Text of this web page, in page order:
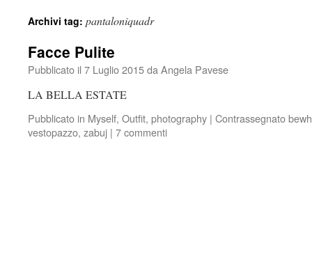
Archivi tag: pantaloniquadr
Facce Pulite
Pubblicato il 7 Luglio 2015da Angela Pavese
LA BELLA ESTATE
Pubblicato in Myself, Outfit, photography | Contrassegnato
vestopazzo, zabuj | 7 commenti